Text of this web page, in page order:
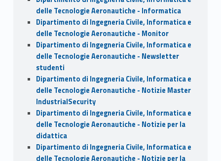
delle Tecnologie Aeronautiche - Informatica
Dipartimento di Ingegneria Civile, Informatica e
delle Tecnologie Aeronautiche - Monitor
Dipartimento di Ingegneria Civile, Informatica e
delle Tecnologie Aeronautiche - Newsletter
studenti
Dipartimento di Ingegneria Civile, Informatica e
delle Tecnologie Aeronautiche - Notizie Master
IndustrialSecurity
Dipartimento di Ingegneria Civile, Informatica e
delle Tecnologie Aeronautiche - Notizie per la
didattica
Dipartimento di Ingegneria Civile, Informatica e
delle Tecnologie Aeronautiche - Notizie per la